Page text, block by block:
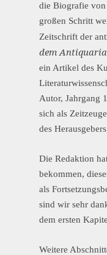
die Biografie
großen Schritt
Zeitschrift der
dem
ein Artikel des
Autor, Jahrgang
sich als
des
Die Redaktion
bekommen,
als
sind wir sehr
dem ersten
Weitere